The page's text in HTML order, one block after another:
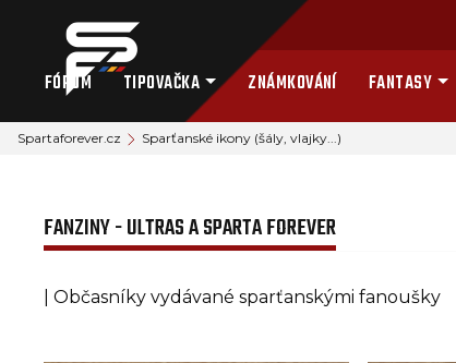
FÓRUM TIPOVAČKA ZNÁMKOVÁNÍ FANTASY
Spartaforever.cz Sparťanské ikony (šály, vlajky...)
FANZINY - ULTRAS A SPARTA FOREVER
| Občasníky vydávané sparťanskými fanoušky